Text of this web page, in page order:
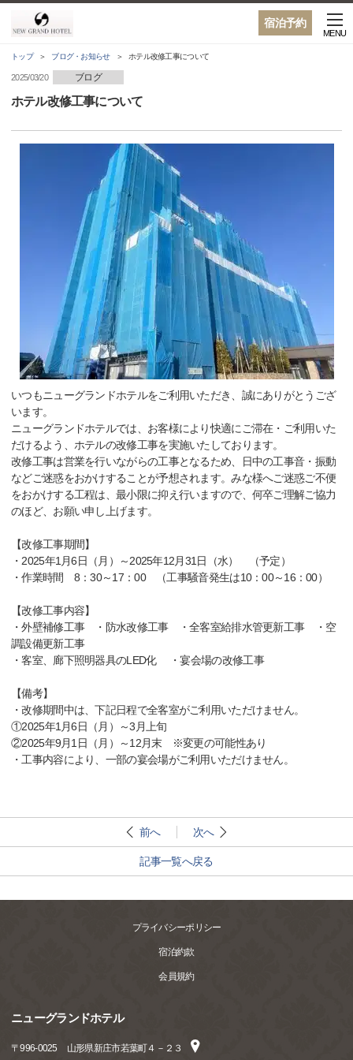
宿泊予約
MENU
トップ ブログ・お知らせ ホテル改修工事について
2025/03/20 ブログ
ホテル改修工事について
いつもニューグランドホテルをご利用いただき、誠にありがとうござ
います。
ニューグランドホテルでは、お客様により快適にご滞在・ご利用いた
だけるよう、ホテルの改修工事を実施いたしております。
改修工事は営業を行いながらの工事となるため、日中の工事音・振動
などご迷惑をおかけすることが予想されます。みな様へご迷惑ご不便
をおかけする工程は、最小限に抑え行いますので、何卒ご理解ご協力
のほど、お願い申し上げます。
【改修工事期間】
・2025年1月6日（月）～2025年12月31日（水） （予定）
・作業時間 8：30～17：00 （工事騒音発生は10：00～16：00）
【改修工事内容】
・外壁補修工事 ・防水改修工事 ・全客室給排水管更新工事 ・空
調設備更新工事
・客室、廊下照明器具のLED化 ・宴会場の改修工事
【備考】
・改修期間中は、下記日程で全客室がご利用いただけません。
①2025年1月6日（月）～3月上旬
②2025年9月1日（月）～12月末 ※変更の可能性あり
・工事内容により、一部の宴会場がご利用いただけません。
前へ 次へ
記事一覧へ戻る
プライバシーポリシー
宿泊約款
会員規約
ニューグランドホテル
〒996-0025 山形県新庄市若葉町４－２３